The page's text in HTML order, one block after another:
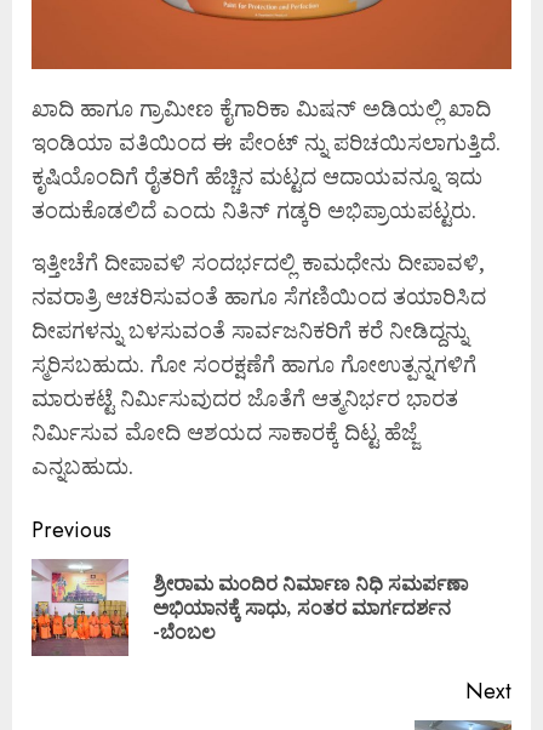
ಖಾದಿ ಹಾಗೂ ಗ್ರಾಮೀಣ ಕೈಗಾರಿಕಾ ಮಿಷನ್ ಅಡಿಯಲ್ಲಿ ಖಾದಿ
ಇಂಡಿಯಾ ವತಿಯಿಂದ ಈ ಪೇಂಟ್ ನ್ನು ಪರಿಚಯಿಸಲಾಗುತ್ತಿದೆ.
ಕೃಷಿಯೊಂದಿಗೆ ರೈತರಿಗೆ ಹೆಚ್ಚಿನ ಮಟ್ಟದ ಆದಾಯವನ್ನೂ ಇದು
ತಂದುಕೊಡಲಿದೆ ಎಂದು ನಿತಿನ್ ಗಡ್ಕರಿ ಅಭಿಪ್ರಾಯಪಟ್ಟರು.
ಇತ್ತೀಚೆಗೆ ದೀಪಾವಳಿ ಸಂದರ್ಭದಲ್ಲಿ ಕಾಮಧೇನು ದೀಪಾವಳಿ,
ನವರಾತ್ರಿ ಆಚರಿಸುವಂತೆ ಹಾಗೂ ಸೆಗಣಿಯಿಂದ ತಯಾರಿಸಿದ
ದೀಪಗಳನ್ನು ಬಳಸುವಂತೆ ಸಾರ್ವಜನಿಕರಿಗೆ ಕರೆ ನೀಡಿದ್ದನ್ನು
ಸ್ಮರಿಸಬಹುದು. ಗೋ ಸಂರಕ್ಷಣೆಗೆ ಹಾಗೂ ಗೋಉತ್ಪನ್ನಗಳಿಗೆ
ಮಾರುಕಟ್ಟೆ ನಿರ್ಮಿಸುವುದರ ಜೊತೆಗೆ ಆತ್ಮನಿರ್ಭರ ಭಾರತ
ನಿರ್ಮಿಸುವ ಮೋದಿ ಆಶಯದ ಸಾಕಾರಕ್ಕೆ ದಿಟ್ಟ ಹೆಜ್ಜೆ
ಎನ್ನಬಹುದು.
Continue
Reading
Previous
ಶ್ರೀರಾಮ ಮಂದಿರ ನಿರ್ಮಾಣ ನಿಧಿ ಸಮರ್ಪಣಾ
ಅಭಿಯಾನಕ್ಕೆ ಸಾಧು, ಸಂತರ ಮಾರ್ಗದರ್ಶನ
-ಬೆಂಬಲ
Next